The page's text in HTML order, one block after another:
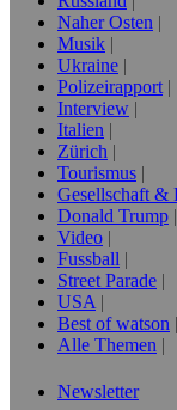
Naher Osten
Musik
Ukraine
Polizeirapport
Interview
Italien
Zürich
Tourismus
Gesellschaft &
Donald Trump
Video
Fussball
Street Parade
USA
Best of watson
Alle Themen
Newsletter